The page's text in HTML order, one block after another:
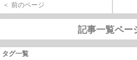
＜ 前のページ
記事一覧ペー
タグ一覧